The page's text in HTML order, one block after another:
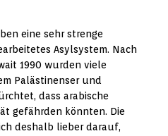
eine sehr strenge
Asylsystem. Nach
1990 wurden viele
Palästinenser und
dass arabische
gefährden könnten. Die
deshalb lieber darauf,